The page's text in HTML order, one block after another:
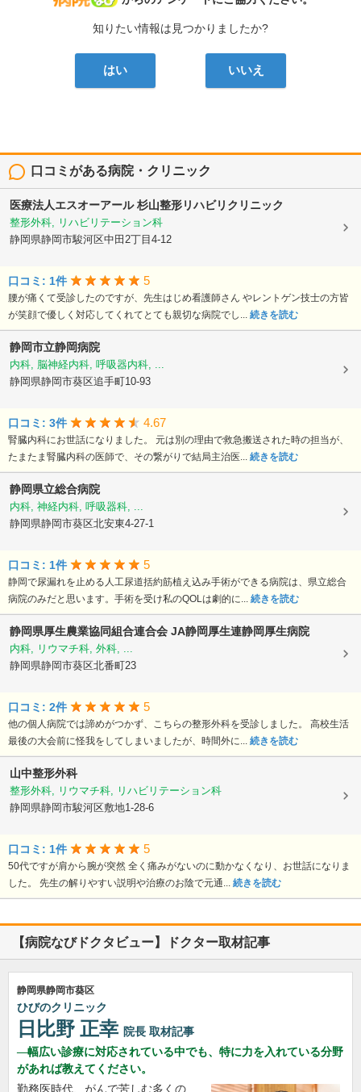
知りたい情報は見つかりましたか?
はい いいえ
口コミがある病院・クリニック
医療法人エスオーアール杉山整形リハビリクリニック
整形外科, リハビリテーション科
静岡県静岡市駿河区中田2丁目4-12
口コミ: 1件 5
腰が痛くて受診したのですが、先生はじめ看護師さん やレントゲン技士の方皆
が笑顔で優しく対応してくれてとても親切な病院でし... 続きを読む
静岡市立静岡病院
内科, 脳神経内科, 呼吸器内科, ...
静岡県静岡市葵区追手町10-93
口コミ: 3件 4.67
腎臓内科にお世話になりました。 元は別の理由で救急搬送された時の担当が、
たまたま腎臓内科の医師で、その繋がりで結局主治医... 続きを読む
静岡県立総合病院
内科, 神経内科, 呼吸器科, ...
静岡県静岡市葵区北安東4-27-1
口コミ: 1件 5
静岡で尿漏れを止める人工尿道括約筋植え込み手術ができる病院は、県立総合
病院のみだと思います。手術を受け私のQOLは劇的に... 続きを読む
静岡県厚生農業協同組合連合会 JA静岡厚生連静岡厚生病院
内科, リウマチ科, 外科, ...
静岡県静岡市葵区北番町23
口コミ: 2件 5
他の個人病院では諦めがつかず、こちらの整形外科を受診しました。 高校生活
最後の大会前に怪我をしてしまいましたが、時間外に... 続きを読む
山中整形外科
整形外科, リウマチ科, リハビリテーション科
静岡県静岡市駿河区敷地1-28-6
口コミ: 1件 5
50代ですが肩から腕が突然 全く痛みがないのに動かなくなり、お世話になりま
した。 先生の解りやすい説明や治療のお陰で元通... 続きを読む
【病院なびドクタビュー】ドクター取材記事
静岡県静岡市葵区
ひびのクリニック
日比野 正幸 院長 取材記事
幅広い診療に対応されている中でも、特に力を入れている分野
があれば教えてください。
勤務医時代、がんで苦しむ多くの